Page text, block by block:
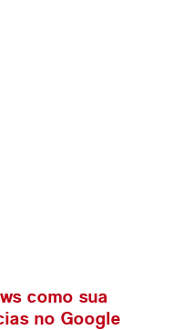
como sua
no Google